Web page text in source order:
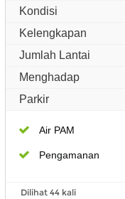
Kondisi
Kelengkapan
Jumlah Lantai
Menghadap
Parkir
Air PAM
Pengamanan
Dilihat 44 kali